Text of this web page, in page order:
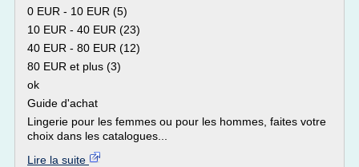
0 EUR - 10 EUR (5)
10 EUR - 40 EUR (23)
40 EUR - 80 EUR (12)
80 EUR et plus (3)
ok
Guide d'achat
Lingerie pour les femmes ou pour les hommes, faites votre
choix dans les catalogues...
Lire la suite